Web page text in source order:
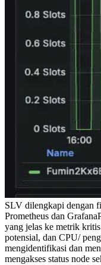
SLV dilengkapi dengan
Prometheus dan
yang jelas ke metrik
potensial, dan CPU/
mengidentifikasi dan
mengakses status node